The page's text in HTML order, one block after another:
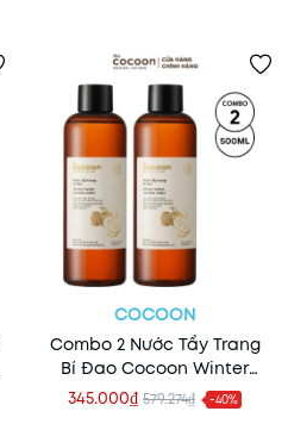
COCOON
Combo 2 Nước Tẩy Trang
Bí Đao Cocoon Winter
Melon Micellar Water
345.000₫ 579.274₫ -40%